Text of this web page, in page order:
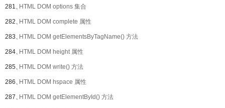
281、HTML DOM options 集合
282、HTML DOM complete 属性
283、HTML DOM getElementsByTagName() 方法
284、HTML DOM height 属性
285、HTML DOM write() 方法
286、HTML DOM hspace 属性
287、HTML DOM getElementById() 方法